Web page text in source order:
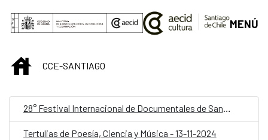
Saltar al contenido principal
MENÚ
INICIOCCE-SANTIAGO
28° Festival Internacional de Documentales de Santiago (FIDOCS)
Tertulias de Poesía, Ciencia y Música - 13-11-2024